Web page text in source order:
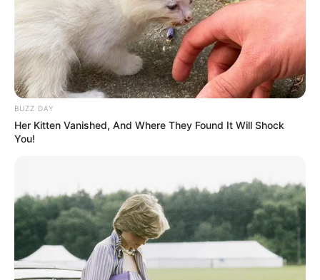
Setelah eksis dengan grup Jepang, Tsuki Billlie kemudian
diperkenalkan dengan nama baru dan grup baru. Ia resmi
bergabung dengan grup asal Korea Selatan.
TAGS BILLLIE PENYANYI TSUKI BILLLIE
BUZZ DAY
Her Kitten Vanished, And Where They Found It Will Shock
You!